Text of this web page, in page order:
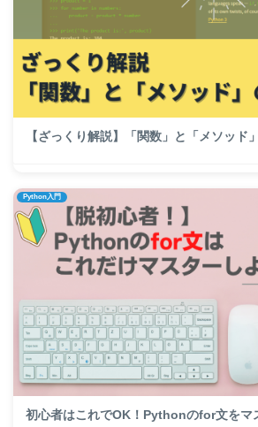
【ざっくり解説】「関数」と「メソッド
Python入門
初心者はこれでOK！Pythonのfor文をマ